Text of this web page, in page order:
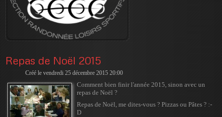
Repas de Noël 2015
Créé le vendredi 25 décembre 2015 20:00
Comment bien finir l'année 2015, sinon avec un
repas de Noël ?
Repas de Noël, me dites-vous ? Pizzas ou Pâtes ? :-
D